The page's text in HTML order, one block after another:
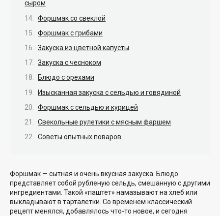
сыром
Форшмак со свеклой
Форшмак с грибами
Закуска из цветной капусты
Закуска с чесноком
Блюдо с орехами
Изысканная закуска с сельдью и говядиной
Форшмак с сельдью и курицей
Свекольные рулетики с мясным фаршем
Советы опытных поваров
Форшмак — сытная и очень вкусная закуска. Блюдо
представляет собой рубленую сельдь, смешанную с другими
ингредиентами. Такой «паштет» намазывают на хлеб или
выкладывают в тарталетки. Со временем классический
рецепт менялся, добавлялось что-то новое, и сегодня